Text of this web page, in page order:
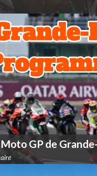
Moto GP de